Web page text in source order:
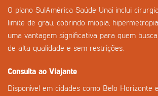
O plano SulAmérica Saúde Unaí inclui
limite de grau, cobrindo miopia,
uma vantagem significativa para quem
de alta qualidade e sem restrições.
Consulta ao Viajante
Disponível em cidades como Belo Horizonte